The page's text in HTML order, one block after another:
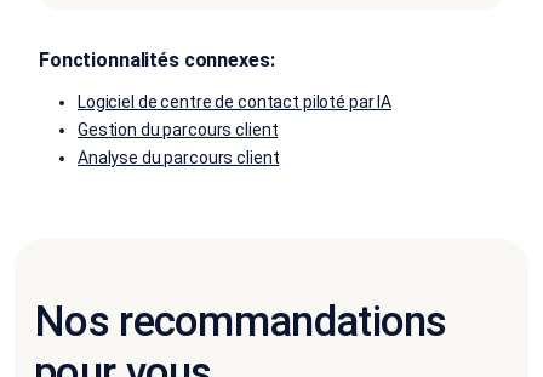
Fonctionnalités connexes:
Logiciel de centre de contact piloté par IA
Gestion du parcours client
Analyse du parcours client
Nos recommandations